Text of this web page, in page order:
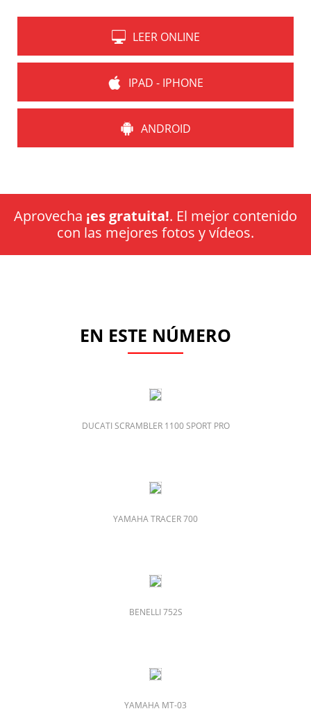
LEER ONLINE
IPAD - IPHONE
ANDROID
Aprovecha ¡es gratuita!. El mejor contenido
con las mejores fotos y vídeos.
EN ESTE NÚMERO
DUCATI SCRAMBLER 1100 SPORT PRO
YAMAHA TRACER 700
BENELLI 752S
YAMAHA MT-03